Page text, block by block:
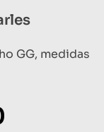
GG, medidas